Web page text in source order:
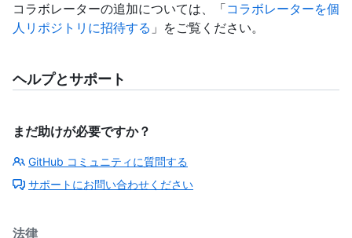
コラボレーターの追加については、「コラボレーターを個
人リポジトリに招待する 」をご覧ください。
ヘルプとサポート
まだ助けが必要ですか？
GitHub コミュニティに質問する
サポートにお問い合わせください
法律